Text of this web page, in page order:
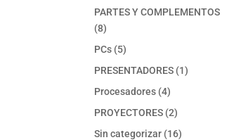
producto
PARTES Y COMPLEMENTOS
88
productos
PCs 55
productos
PRESENTADORES 11
Procesadores 44
productos
PROYECTORES 22
productos
Sin categorizar 1616